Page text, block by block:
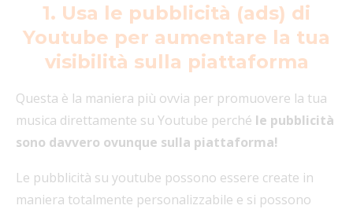
1. Usa le pubblicità (ads) di
Youtube per aumentare la tua
visibilità sulla piattaforma
Questa è la maniera più ovvia per promuovere la tua
musica direttamente su Youtube perché le pubblicità
sono davvero ovunque sulla piattaforma!
Le pubblicità su youtube possono essere create in
maniera totalmente personalizzabile e si possono